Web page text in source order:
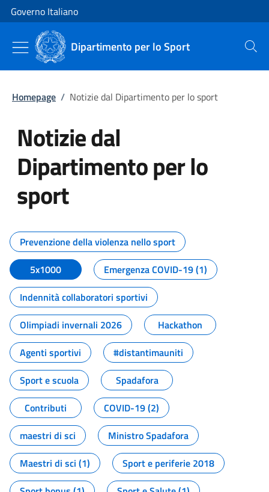
Vai al contenuto
Vai alla navigazione del sito
Governo Italiano
Dipartimento per lo Sport Cerca
Homepage / Notizie dal Dipartimento per lo sport
Notizie dal
Dipartimento per lo
sport
Tutti i contenuti della pagina
Prevenzione della violenza nello sport
5x1000
Emergenza COVID-19 (1)
Indennità collaboratori sportivi
Olimpiadi invernali 2026
Hackathon
Agenti sportivi
#distantimauniti
Sport e scuola
Spadafora
Contributi
COVID-19 (2)
maestri di sci
Ministro Spadafora
Maestri di sci (1)
Sport e periferie 2018